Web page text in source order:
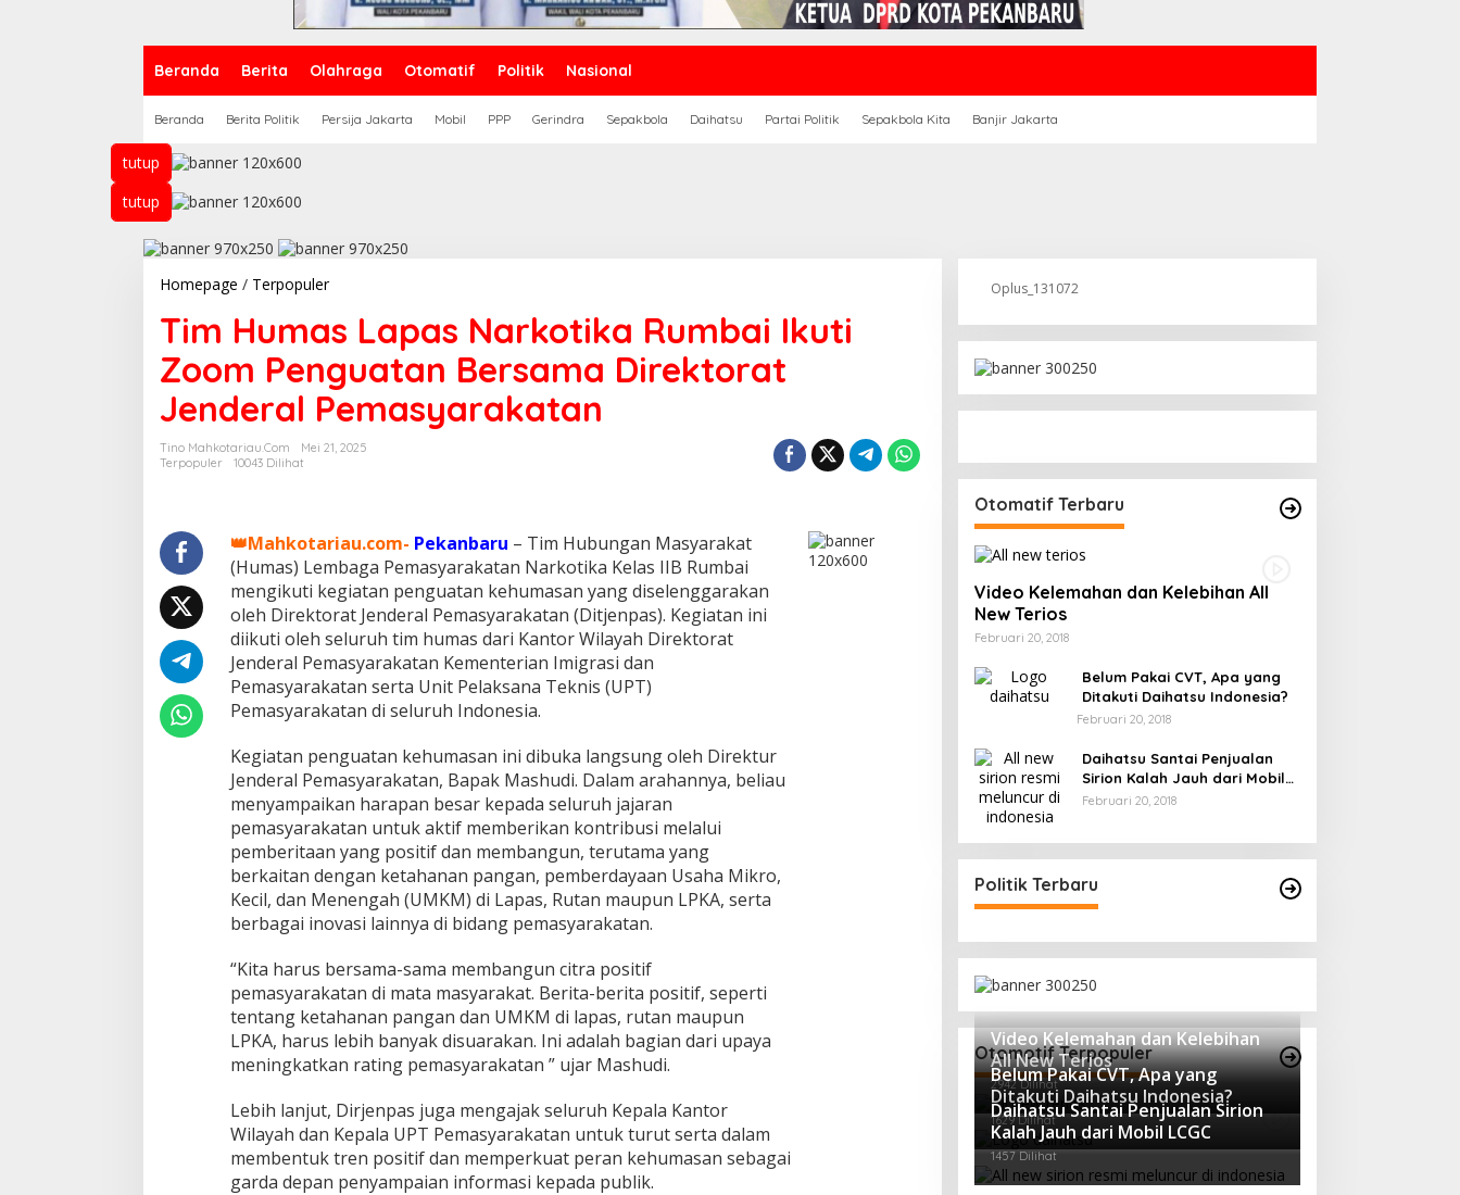
Beranda Berita Olahraga Otomatif Politik Nasional
Beranda Berita Politik Persija Jakarta Mobil PPP Gerindra Sepakbola Daihatsu Partai Politik Sepakbola Kita Banjir Jakarta
tutup
tutup
Homepage / TerpopulerT
m
H
u
m
a
L
a
N
r
k
o
t
i
k
a
R
m
b
a
i
I
k
u
i
Z
o
m
P
e
n
g
a
t
a
n
B
Tim Humas Lapas Narkotika Rumbai Ikuti
Zoom Penguatan Bersama Direktorat
Jenderal Pemasyarakatan
Tino Mahkotariau.com
Mei 21, 2025
Terpopuler
10043 Dilihat
👑Mahkotariau.com- Pekanbaru – Tim Hubungan Masyarakat
(Humas) Lembaga Pemasyarakatan Narkotika Kelas IIB Rumbai
mengikuti kegiatan penguatan kehumasan yang diselenggarakan
oleh Direktorat Jenderal Pemasyarakatan (Ditjenpas). Kegiatan ini
diikuti oleh seluruh tim humas dari Kantor Wilayah Direktorat
Jenderal Pemasyarakatan Kementerian Imigrasi dan
Pemasyarakatan serta Unit Pelaksana Teknis (UPT)
Pemasyarakatan di seluruh Indonesia.
Kegiatan penguatan kehumasan ini dibuka langsung oleh Direktur
Jenderal Pemasyarakatan, Bapak Mashudi. Dalam arahannya, beliau
menyampaikan harapan besar kepada seluruh jajaran
pemasyarakatan untuk aktif memberikan kontribusi melalui
pemberitaan yang positif dan membangun, terutama yang
berkaitan dengan ketahanan pangan, pemberdayaan Usaha Mikro,
Kecil, dan Menengah (UMKM) di Lapas, Rutan maupun LPKA, serta
berbagai inovasi lainnya di bidang pemasyarakatan.
“Kita harus bersama-sama membangun citra positif
pemasyarakatan di mata masyarakat. Berita-berita positif, seperti
tentang ketahanan pangan dan UMKM di lapas, rutan maupun
LPKA, harus lebih banyak disuarakan. Ini adalah bagian dari upaya
meningkatkan rating pemasyarakatan ” ujar Mashudi.
Lebih lanjut, Dirjenpas juga mengajak seluruh Kepala Kantor
Wilayah dan Kepala UPT Pemasyarakatan untuk turut serta dalam
membentuk tren positif dan memperkuat peran kehumasan sebagai
garda depan penyampaian informasi kepada publik.
Oplus_131072
Otomatif Terbaru
Video Kelemahan dan Kelebihan All
New Terios
Februari 20, 2018
Belum Pakai CVT, Apa yang
Ditakuti Daihatsu Indonesia?
Februari 20, 2018
Daihatsu Santai Penjualan
Sirion Kalah Jauh dari Mobil
LCGC
Februari 20, 2018
Politik Terbaru
Otomotif Terpopuler
Video Kelemahan dan Kelebihan
All New Terios
2942 Dilihat
Belum Pakai CVT, Apa yang
Ditakuti Daihatsu Indonesia?
1629 Dilihat
Daihatsu Santai Penjualan Sirion
Kalah Jauh dari Mobil LCGC
1457 Dilihat